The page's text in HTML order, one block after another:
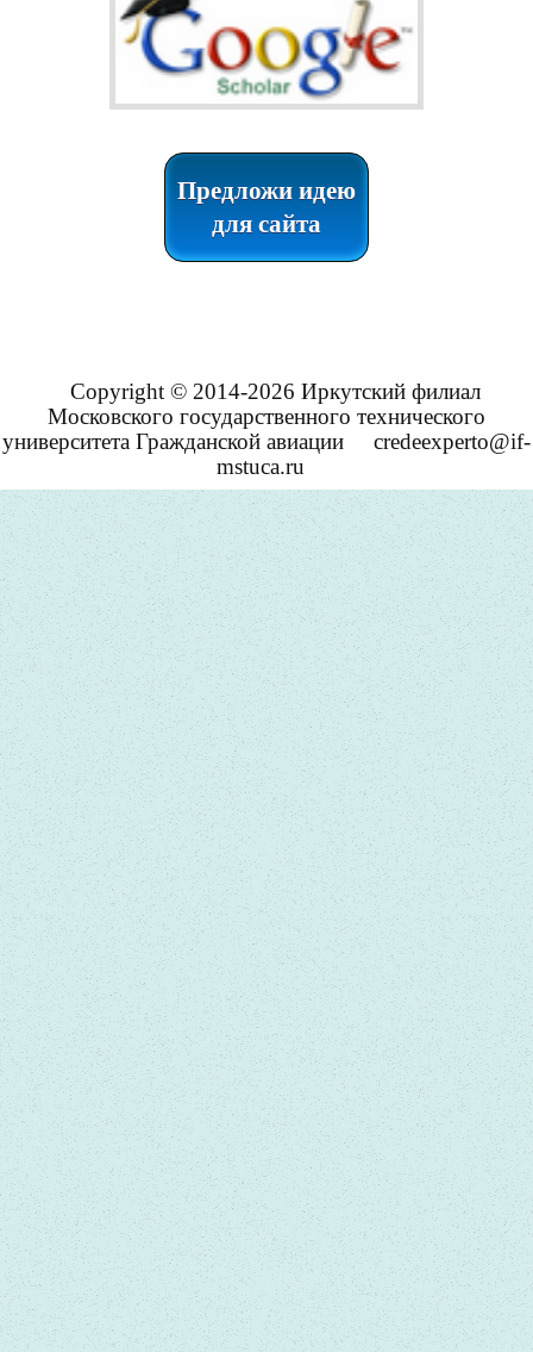
Предложи идею
для сайта
Copyright © 2014-2026 Иркутский филиал
Московского государственного технического
университета Гражданской авиации
credeexperto@if-
mstuca.ru